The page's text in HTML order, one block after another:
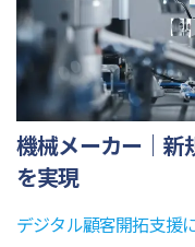
機械メーカー｜新
を実現
デジタル顧客開拓支援